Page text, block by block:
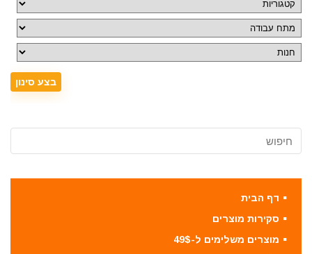
דף הבית
סקירות מוצרים
מוצרים משלימים ל-49$